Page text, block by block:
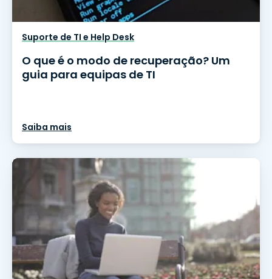
Suporte de TI e Help Desk
O que é o modo de recuperação? Um
guia para equipas de TI
Saiba mais